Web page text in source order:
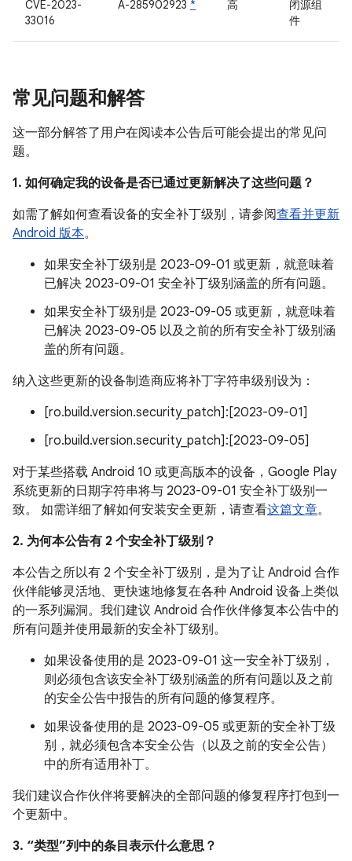
CVE-2023-
33016
A-285902923 * 高
闭源组
件
常见问题和解答
这一部分解答了用户在阅读本公告后可能会提出的常见问
题。
1. 如何确定我的设备是否已通过更新解决了这些问题？
如需了解如何查看设备的安全补丁级别，请参阅查看并更新
Android 版本。
如果安全补丁级别是 2023-09-01 或更新，就意味着
已解决 2023-09-01 安全补丁级别涵盖的所有问题。
如果安全补丁级别是 2023-09-05 或更新，就意味着
已解决 2023-09-05 以及之前的所有安全补丁级别涵
盖的所有问题。
纳入这些更新的设备制造商应将补丁字符串级别设为：
[ro.build.version.security_patch]:[2023-09-01]
[ro.build.version.security_patch]:[2023-09-05]
对于某些搭载 Android 10 或更高版本的设备，Google Play
系统更新的日期字符串将与 2023-09-01 安全补丁级别一
致。 如需详细了解如何安装安全更新，请查看这篇文章。
2. 为何本公告有 2 个安全补丁级别？
本公告之所以有 2 个安全补丁级别，是为了让 Android 合作
伙伴能够灵活地、更快速地修复在各种 Android 设备上类似
的一系列漏洞。我们建议 Android 合作伙伴修复本公告中的
所有问题并使用最新的安全补丁级别。
如果设备使用的是 2023-09-01 这一安全补丁级别，
则必须包含该安全补丁级别涵盖的所有问题以及之前
的安全公告中报告的所有问题的修复程序。
如果设备使用的是 2023-09-05 或更新的安全补丁级
别，就必须包含本安全公告（以及之前的安全公告）
中的所有适用补丁。
我们建议合作伙伴将要解决的全部问题的修复程序打包到一
个更新中。
3. “类型”列中的条目表示什么意思？